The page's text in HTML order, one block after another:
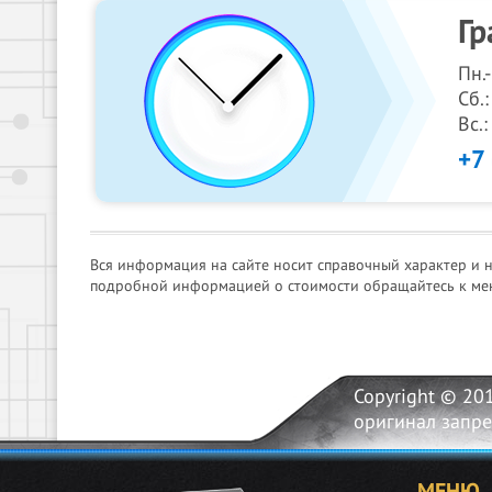
Вся информация на сайте носит справочный характер и
подробной информацией о стоимости обращайтесь к
Copyright ©
оригинал